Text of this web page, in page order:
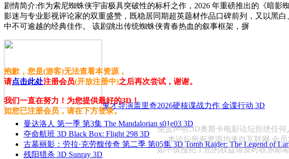
剧情简介:作为索尼蜘蛛侠宇宙极具突破性的标杆之作，2026 年重磅推出的《暗
影迷与专业影视评论家的双重盛赞，既稳居同期超英题材作品口碑前列，又以黑
中不可逾越的经典佳作。 该剧跳出传统蜘蛛侠青春热血的叙事框架，摒
鬼才导演盖里奇2026硬核谍战力作 金谍行动 3D
曼达洛人 第一季 第3集 The Mandalorian s01e03 3D
夺命航班 3D Black Box: Flight 298 3D
古墓丽影：劳拉·克劳馥传奇 第二季 第05集 3D Tomb Raider: The Legend of
残阳猎杀 3D Sunray 3D
抱歉，您是(游客)无法查看本资源，
请点击此处注册会员(开放注册中)之后再次尝试，谢谢。
我们一直在努力！为您提供最好的3D！
如您已注册会员，请在下方登录。
免责声明:3D奥斯卡电影论坛拒绝任
本论坛所有资源均来自互联网,会
如不慎侵犯了您的权益请及时联系邮